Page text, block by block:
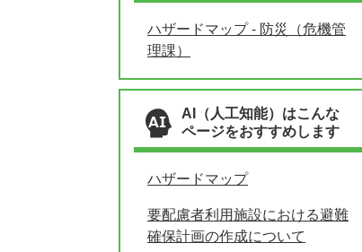
ハザードマップ - 防災（危機管
理課）
AI（人工知能）はこんな
ページをおすすめします
ハザードマップ
要配慮者利用施設における避難
確保計画の作成について